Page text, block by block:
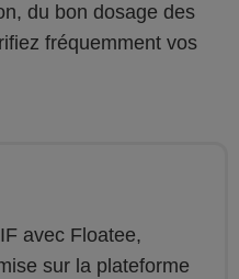
du bon dosage des
fréquemment vos
avec Floatee,
sur la plateforme